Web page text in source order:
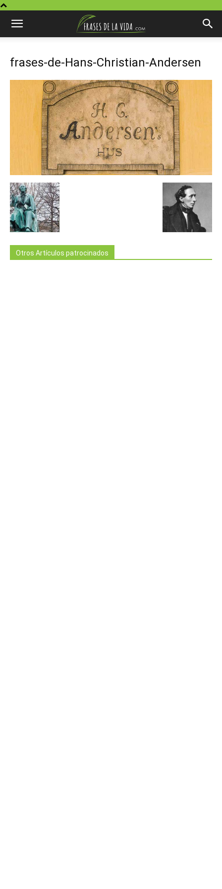
frases-de-Hans-Christian-Andersen
Otros Artículos patrocinados